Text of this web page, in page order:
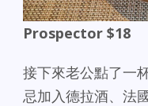
Prospector $18
接下來老公點了一
忌加入德拉酒、法